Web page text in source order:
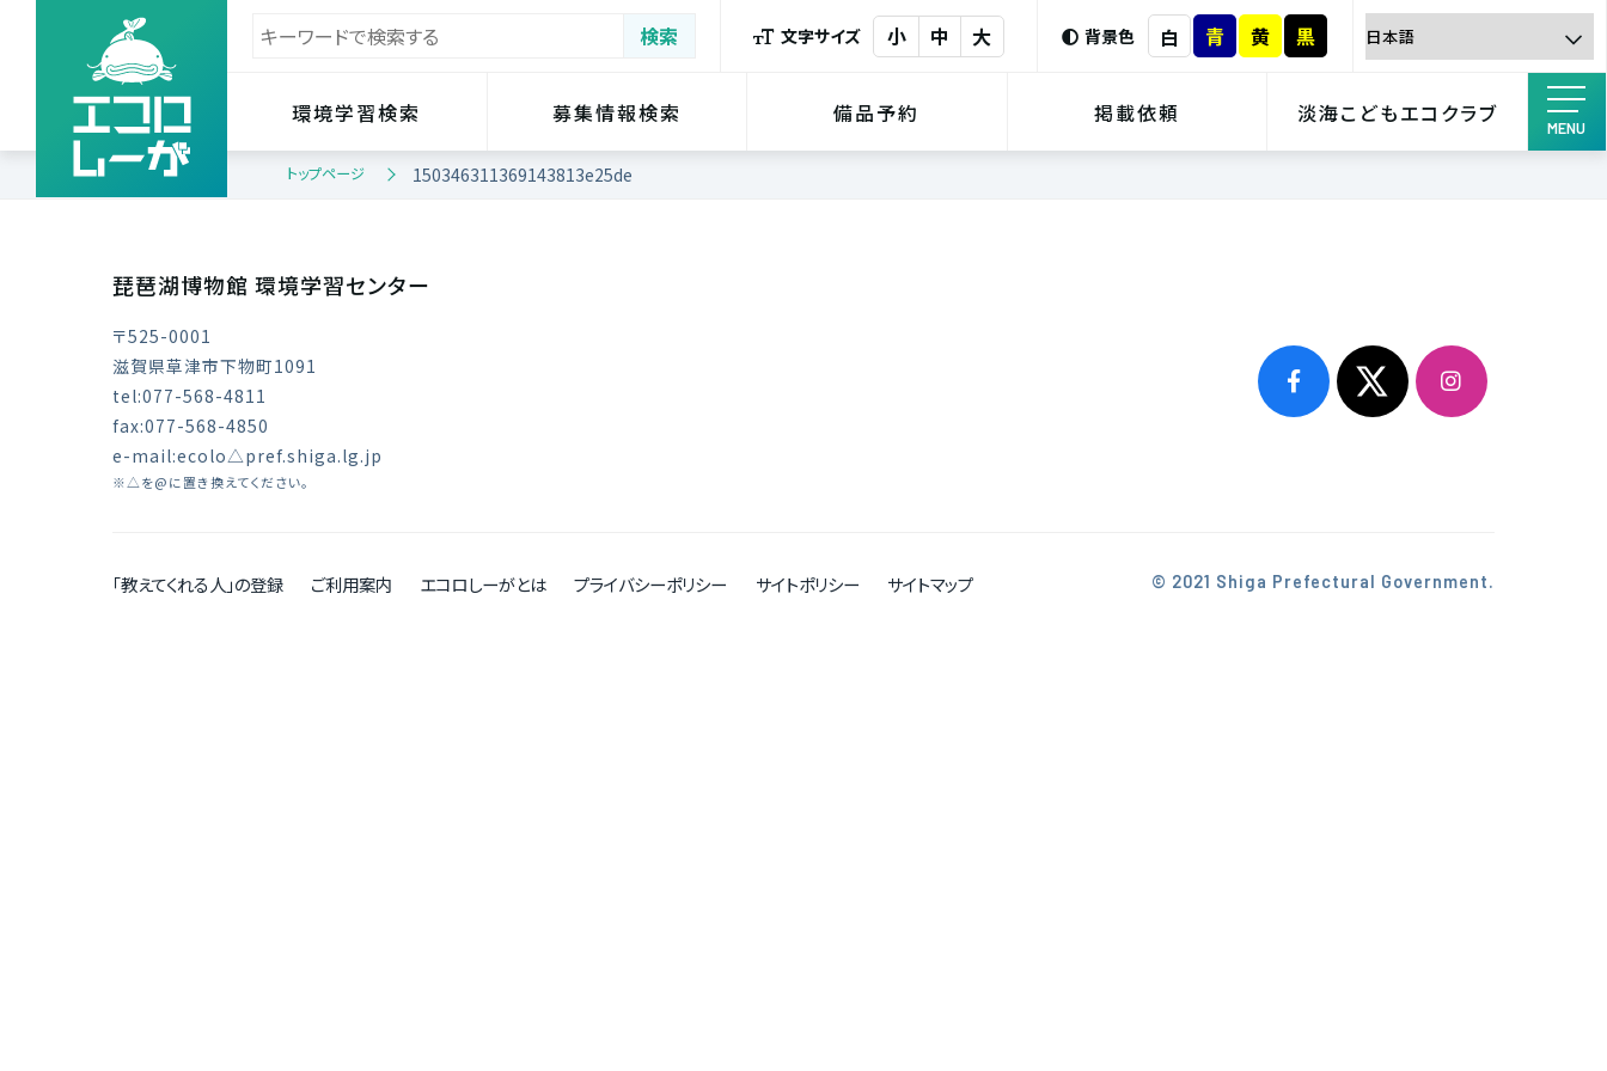
文字サイズ 小 中 大 背景色 白 青 黄 黒
環境学習検索 募集情報検索 備品予約 掲載依頼 淡海こどもエコクラブ
MENU
トップページ 150346311369143813e25de
琵琶湖博物館 環境学習センター
〒525-0001
滋賀県草津市下物町1091
tel:077-568-4811
fax:077-568-4850
e-mail:ecolo△pref.shiga.lg.jp
※△を@に置き換えてください。
「教えてくれる人」の登録 ご利用案内 エコロしーがとは プライバシーポリシー サイトポリシー サイトマップ © 2021 Shiga Prefectural Government.